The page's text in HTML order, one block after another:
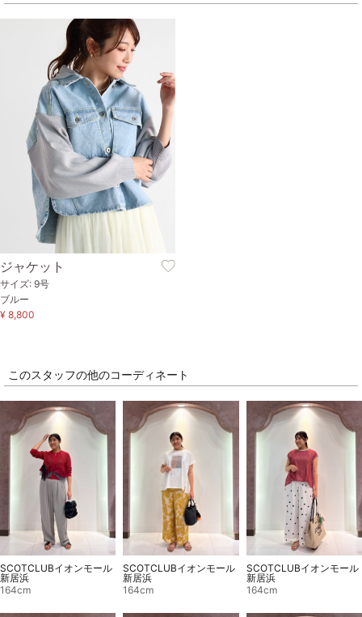
ジャケット
サイズ: 9号
ブルー
¥ 8,800
このスタッフの他のコーディネート
SCOTCLUBイオンモール
新居浜
164cm
SCOTCLUBイオンモール
新居浜
164cm
SCOTCLUBイオンモール
新居浜
164cm